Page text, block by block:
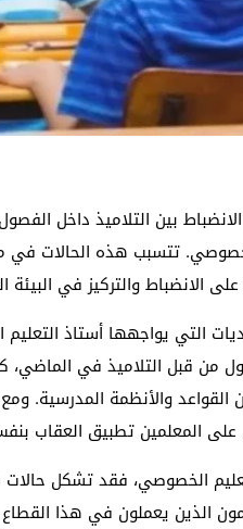
بين التلاميذ داخل
تتسبب هذه الحالات في
الانضباط والتركيز في البيئة
التي يواجهها أستاذ
من قبل التلاميذ في الماضي،
والأنظمة المدرسية.
على المعلمين تطبيق العقاب
الخصوصي، فقد تشكل
الذين يعملون في هذا